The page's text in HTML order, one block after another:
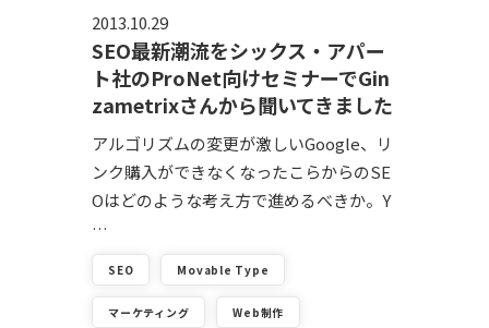
SEO最新潮流をシックス・アパー
ト社のProNet向けセミナーでGin
zametrixさんから聞いてきました
2013.10.29
アルゴリズムの変更が激しいGoogle、リ
ンク購入ができなくなったこらからのSE
Oはどのような考え方で進めるべきか。Y
…
SEO Movable Type
マーケティング Web制作